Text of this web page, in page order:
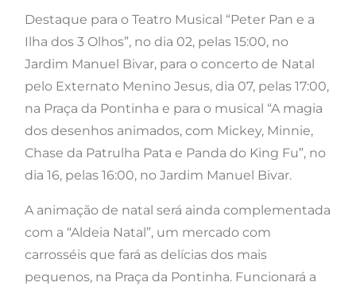
Destaque para o Teatro Musical “Peter Pan e a
Ilha dos 3 Olhos”, no dia 02, pelas 15:00, no
Jardim Manuel Bivar, para o concerto de Natal
pelo Externato Menino Jesus, dia 07, pelas 17:00,
na Praça da Pontinha e para o musical “A magia
dos desenhos animados, com Mickey, Minnie,
Chase da Patrulha Pata e Panda do King Fu”, no
dia 16, pelas 16:00, no Jardim Manuel Bivar.
A animação de natal será ainda complementada
com a “Aldeia Natal”, um mercado com
carrosséis que fará as delícias dos mais
pequenos, na Praça da Pontinha. Funcionará a